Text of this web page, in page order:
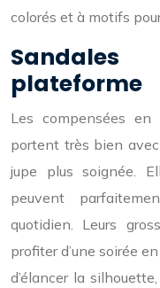
colorés et à motifs
plateforme
Les compensées
portent très bien
jupe plus soignée.
peuvent
quotidien. Leurs
profiter d’une soirée
d’élancer la